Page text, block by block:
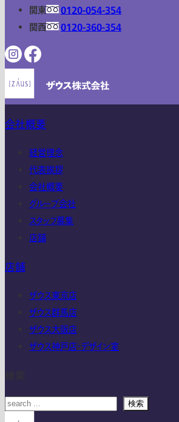
関東
0120-054-354
関西
0120-360-354
会社概要
経営理念
代表挨拶
会社概要
グループ会社
スタッフ募集
店舗
店舗
ザウス東京店
ザウス群馬店
ザウス大阪店
ザウス神戸店・デザイン室
検索